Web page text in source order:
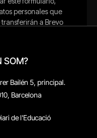
SOM?
Bailén 5, principal.
Barcelona
de l'Educació